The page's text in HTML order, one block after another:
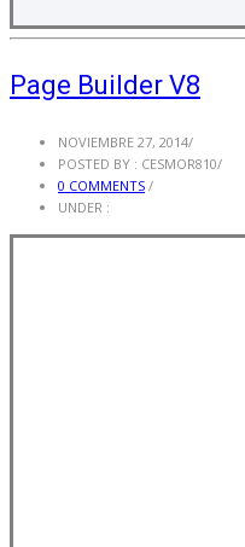
Page Builder V8
NOVIEMBRE 27, 2014/
POSTED BY : CESMOR810/
0 COMMENTS /
UNDER :